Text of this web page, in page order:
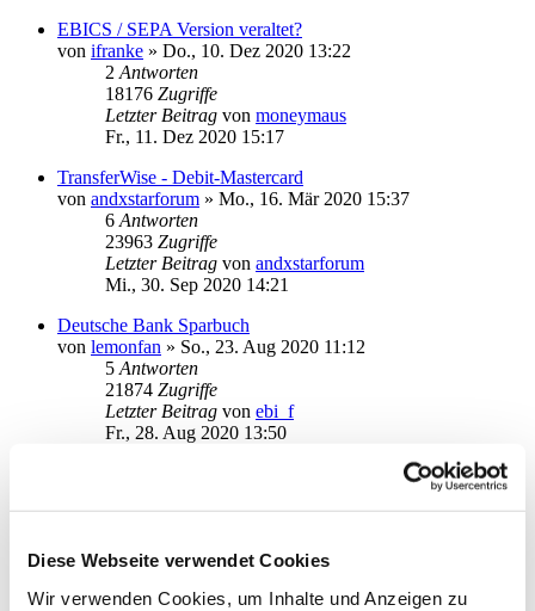
Diese Webseite verwendet Cookies
Wir verwenden Cookies, um Inhalte und Anzeigen zu
EBICS / SEPA Version veraltet?
von ifranke » Do., 10. Dez 2020 13:22
2 Antworten
18176 Zugriffe
Letzter Beitrag von moneymaus
Fr., 11. Dez 2020 15:17
TransferWise - Debit-Mastercard
von andxstarforum » Mo., 16. Mär 2020 15:37
6 Antworten
23963 Zugriffe
Letzter Beitrag von andxstarforum
Mi., 30. Sep 2020 14:21
Deutsche Bank Sparbuch
von lemonfan » So., 23. Aug 2020 11:12
5 Antworten
21874 Zugriffe
Letzter Beitrag von ebi_f
Fr., 28. Aug 2020 13:50
3Antworten
Letzter Beitragvon moneymaus